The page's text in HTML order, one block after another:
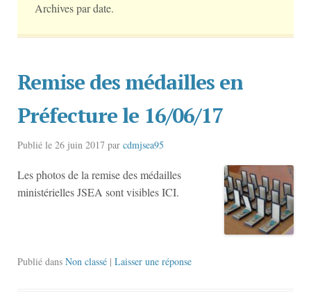
Archives par date.
Remise des médailles en
Préfecture le 16/06/17
Publié le 26 juin 2017 par cdmjsea95
Les photos de la remise des médailles
ministérielles JSEA sont visibles ICI.
Publié dans Non classé | Laisser une réponse